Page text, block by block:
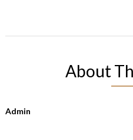
About
Admin